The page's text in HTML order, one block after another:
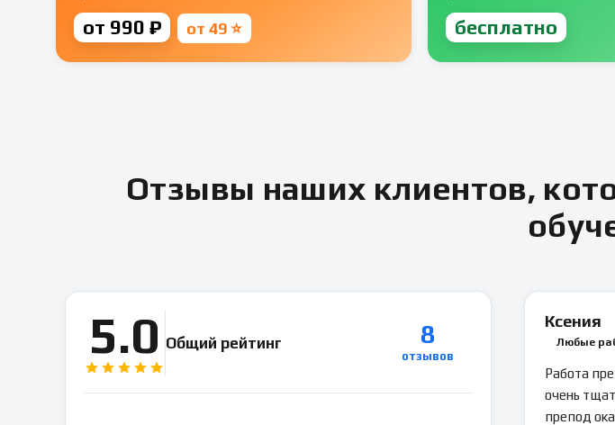
от 990 ₽ от 49 ⭐ бесплатно
Отзывы наших клиентов,
5.0 Общий рейтинг 8
отзывов
Ксения
Любые
Работа
очень
препод